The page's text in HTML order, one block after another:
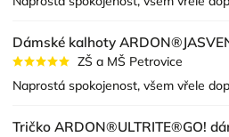
Dámské kalhoty
ZŠ a MŠ Petrovice
Naprostá spokojenost, všem vřele
Tričko ARDON®ULTRITE®GO!